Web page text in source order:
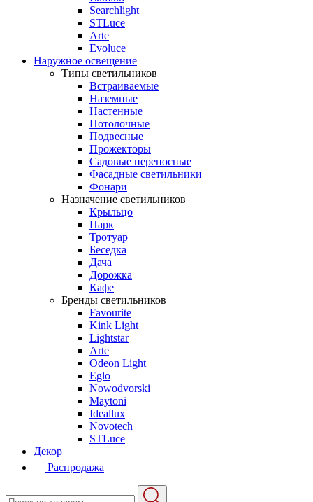
Searchlight
STLuce
Arte
Evoluce
Наружное освещение
Типы светильников
Встраиваемые
Наземные
Настенные
Потолочные
Подвесные
Прожекторы
Садовые переносные
Фасадные светильники
Фонари
Назначение светильников
Крыльцо
Парк
Тротуар
Беседка
Дача
Дорожка
Кафе
Бренды светильников
Favourite
Kink Light
Lightstar
Arte
Odeon Light
Eglo
Nowodvorski
Maytoni
Ideallux
Novotech
STLuce
Декор
Распродажа